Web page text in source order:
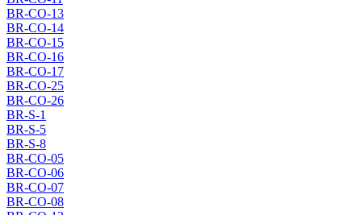
BR-CO-13
BR-CO-14
BR-CO-15
BR-CO-16
BR-CO-17
BR-CO-25
BR-CO-26
BR-S-1
BR-S-5
BR-S-8
BR-CO-05
BR-CO-06
BR-CO-07
BR-CO-08